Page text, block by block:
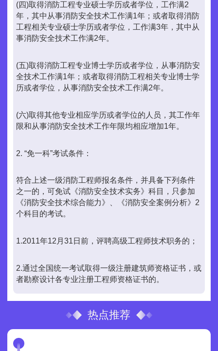
(四)取得消防工程专业硕士学历或者学位，工作满2
年，其中从事消防安全技术工作满1年；或者取得消防
工程相关专业硕士学历或者学位，工作满3年，其中从
事消防安全技术工作满2年。
(五)取得消防工程专业博士学历或者学位，从事消防安
全技术工作满1年；或者取得消防工程相关专业博士学
历或者学位，从事消防安全技术工作满2年。
(六)取得其他专业相应学历或者学位的人员，其工作年
限和从事消防安全技术工作年限均相应增加1年。
2. “免一科”考试条件：
符合上述一级消防工程师报名条件，并具备下列条件
之一的，可免试《消防安全技术实务》科目，只参加
《消防安全技术综合能力》、《消防安全案例分析》2
个科目的考试。
1.2011年12月31日前，评聘高级工程师技术职务的；
2.通过全国统一考试取得一级注册建筑师资格证书，或
者勘察设计各专业注册工程师资格证书的。
热点推荐